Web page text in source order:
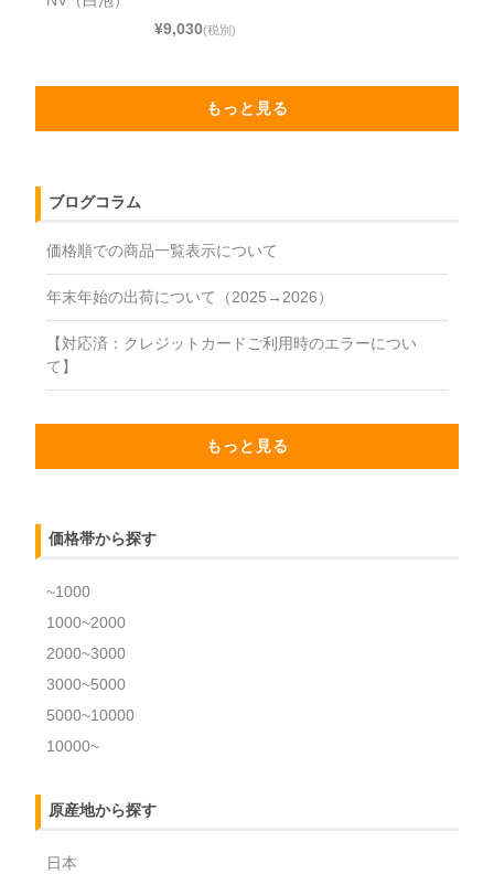
¥9,030(税別)
もっと見る
ブログコラム
価格順での商品一覧表示について
年末年始の出荷について（2025→2026）
【対応済：クレジットカードご利用時のエラーについ
て】
もっと見る
価格帯から探す
~1000
1000~2000
2000~3000
3000~5000
5000~10000
10000~
原産地から探す
日本